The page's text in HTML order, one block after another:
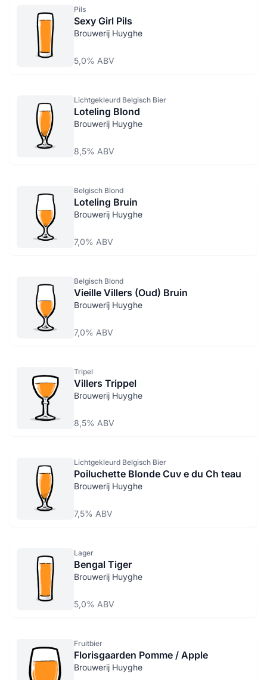
Pils
Sexy Girl Pils
Brouwerij Huyghe
5,0% ABV
Lichtgekleurd Belgisch Bier
Loteling Blond
Brouwerij Huyghe
8,5% ABV
Belgisch Blond
Loteling Bruin
Brouwerij Huyghe
7,0% ABV
Belgisch Blond
Vieille Villers (Oud) Bruin
Brouwerij Huyghe
7,0% ABV
Tripel
Villers Trippel
Brouwerij Huyghe
8,5% ABV
Lichtgekleurd Belgisch Bier
Poiluchette Blonde Cuv e du Ch teau
Brouwerij Huyghe
7,5% ABV
Lager
Bengal Tiger
Brouwerij Huyghe
5,0% ABV
Fruitbier
Florisgaarden Pomme / Apple
Brouwerij Huyghe